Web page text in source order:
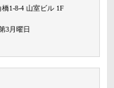
1-8-4 山室ビル 1F
3月曜日